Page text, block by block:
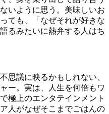
いように思う。美味しいお
ても、「なぜそれが好きな
るみたいに熱弁する人はち
思議に映るかもしれない、
ー。実は、人生を何倍もワ
極上のエンタテインメント
人がなぜそこまでごはんの